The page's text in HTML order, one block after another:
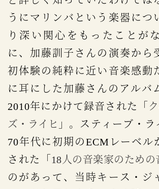
うにマリンバという楽器につ
り深い関心をもったことが
に、加藤訓子さんの演奏から
初体験の純粋に近い音楽感動
に耳にした加藤さんのアルバ
2010年にかけて録音された「
ズ・ライヒ 」。スティーブ・
70年代に初期のECMレーベル
された「 18人の音楽家のための
のがあって、当時キース・ジ